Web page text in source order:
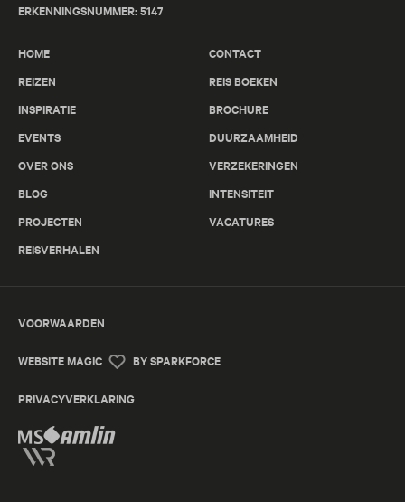
ERKENNINGSNUMMER: 5147
HOME
REIZEN
INSPIRATIE
EVENTS
OVER ONS
BLOG
PROJECTEN
REISVERHALEN
CONTACT
REIS BOEKEN
BROCHURE
DUURZAAMHEID
VERZEKERINGEN
INTENSITEIT
VACATURES
VOORWAARDEN
WEBSITE MAGIC BY SPARKFORCE
PRIVACYVERKLARING